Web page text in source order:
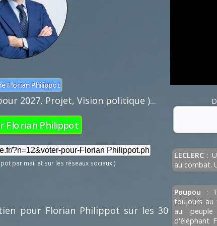
Nom :
Mail :
Fonction de
LECLERC :
au combat.
Poupou :
toujours au
au
d'éléphant
Florian Philippot
2027, Projet, Vision politique )...
Florian Philippot
par mail et sur les réseaux sociaux )
pour Florian Philippot sur les 30